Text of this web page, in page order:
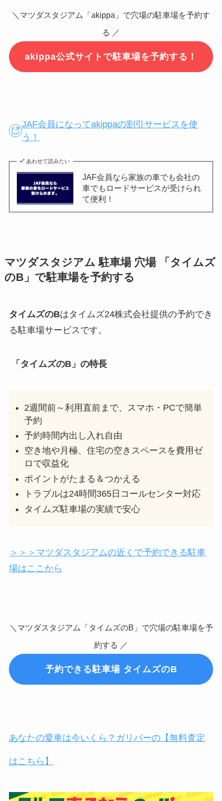
＼マツダスタジアム「akippa」で穴場の駐車場を予約す
る ／
akippa公式サイトで駐車場を予約する！
JAF会員になってakippaの割引サービスを使
う！
あわせて読みたい
JAF会員なら家族の車でも会社の
車でもロードサービスが受けられ
て便利！
マツダスタジアム 駐車場 穴場 「タイムズ
のB」で駐車場を予約する
タイムズのBはタイムズ24株式会社提供の予約でき
る駐車場サービスです。
「タイムズのB」の特長
2週間前～利用直前まで、スマホ・PCで簡単
予約
予約時間内出し入れ自由
空き地や月極、住宅の空きスペースを費用ゼ
ロで収益化
ポイントがたまる＆つかえる
トラブルは24時間365日コールセンター対応
タイムズ駐車場の実績で安心
＞＞＞マツダスタジアムの近くで予約できる駐車
場はここから
＼マツダスタジアム「タイムズのB」で穴場の駐車場を予
約する ／
予約できる駐車場 タイムズのB
あなたの愛車は今いくら？ガリバーの【無料査定
はこちら】